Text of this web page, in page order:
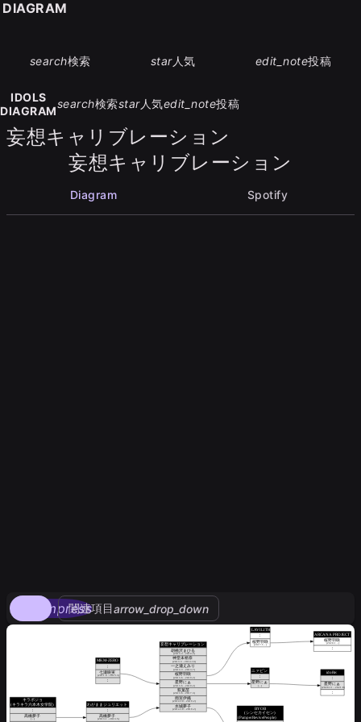
search検索 star人気 edit_note投稿
IDOLS
DIAGRAM
search検索star人気edit_note投稿
妄想キャリブレーション
妄想キャリブレーション
Diagram Spotify
compress
関連項目arrow_drop_down